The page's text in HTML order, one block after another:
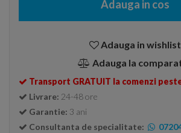
Adauga in cos
Adauga in wishlist
Adauga la
Transport GRATUIT la comenzi
Livrare: 24-48 ore
Garantie: 3 ani
Consultanta de specialitate: